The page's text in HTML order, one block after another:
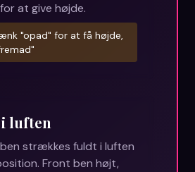
at give højde.
"opad" for at få højde,
luften
strækkes fuldt i luften
Front ben højt,